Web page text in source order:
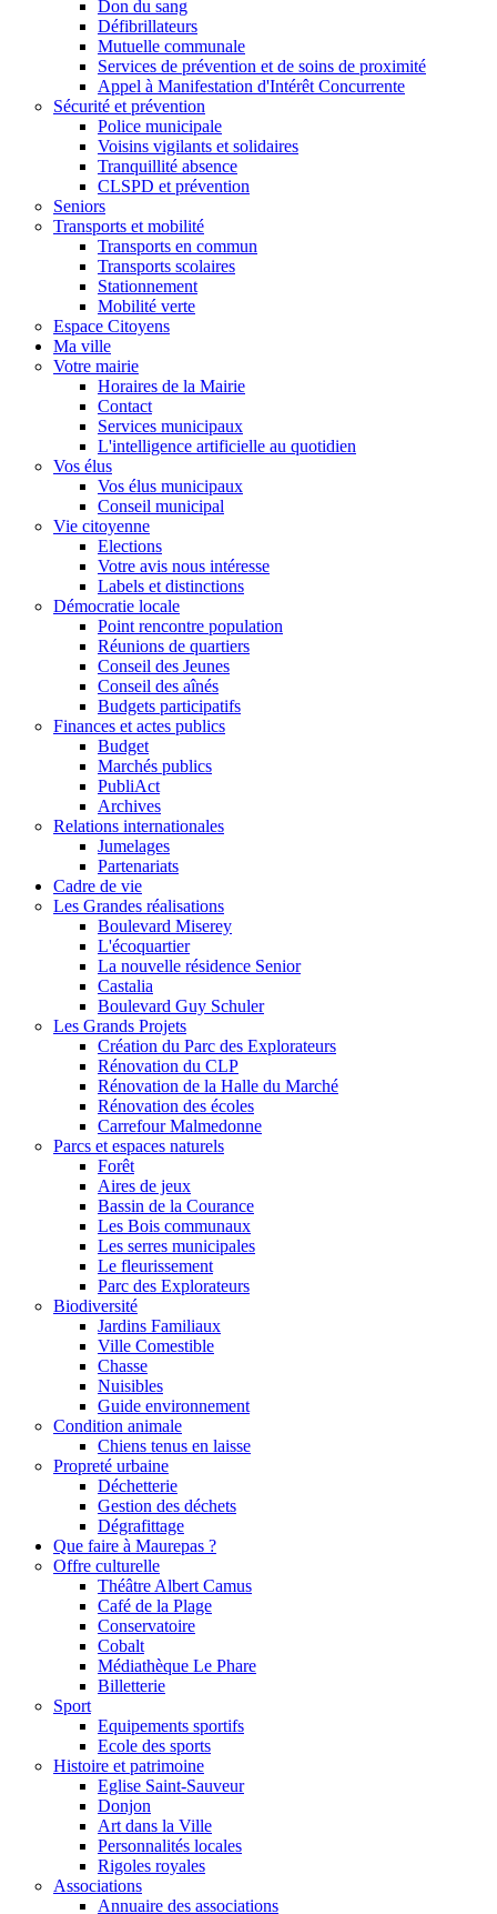
Don du sang
Défibrillateurs
Mutuelle communale
Services de prévention et de soins de proximité
Appel à Manifestation d'Intérêt Concurrente
Sécurité et prévention
Police municipale
Voisins vigilants et solidaires
Tranquillité absence
CLSPD et prévention
Seniors
Transports et mobilité
Transports en commun
Transports scolaires
Stationnement
Mobilité verte
Espace Citoyens
Ma ville
Votre mairie
Horaires de la Mairie
Contact
Services municipaux
L'intelligence artificielle au quotidien
Vos élus
Vos élus municipaux
Conseil municipal
Vie citoyenne
Elections
Votre avis nous intéresse
Labels et distinctions
Démocratie locale
Point rencontre population
Réunions de quartiers
Conseil des Jeunes
Conseil des aînés
Budgets participatifs
Finances et actes publics
Budget
Marchés publics
PubliAct
Archives
Relations internationales
Jumelages
Partenariats
Cadre de vie
Les Grandes réalisations
Boulevard Miserey
L'écoquartier
La nouvelle résidence Senior
Castalia
Boulevard Guy Schuler
Les Grands Projets
Création du Parc des Explorateurs
Rénovation du CLP
Rénovation de la Halle du Marché
Rénovation des écoles
Carrefour Malmedonne
Parcs et espaces naturels
Forêt
Aires de jeux
Bassin de la Courance
Les Bois communaux
Les serres municipales
Le fleurissement
Parc des Explorateurs
Biodiversité
Jardins Familiaux
Ville Comestible
Chasse
Nuisibles
Guide environnement
Condition animale
Chiens tenus en laisse
Propreté urbaine
Déchetterie
Gestion des déchets
Dégrafittage
Que faire à Maurepas ?
Offre culturelle
Théâtre Albert Camus
Café de la Plage
Conservatoire
Cobalt
Médiathèque Le Phare
Billetterie
Sport
Equipements sportifs
Ecole des sports
Histoire et patrimoine
Eglise Saint-Sauveur
Donjon
Art dans la Ville
Personnalités locales
Rigoles royales
Associations
Annuaire des associations